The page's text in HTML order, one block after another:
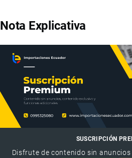
Nota Explicativa
SUSCRIPCIÓN
Disfrute de contenido sin